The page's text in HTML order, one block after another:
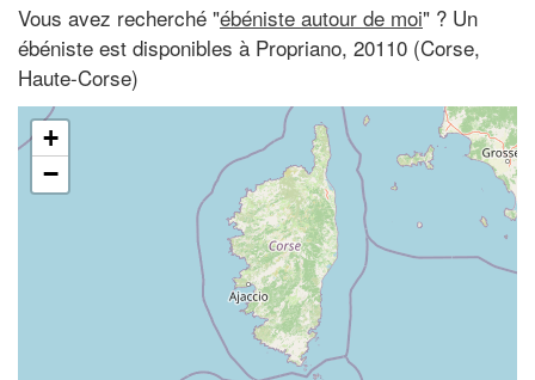
Vous avez recherché "ébéniste autour de moi" ? Un
ébéniste est disponibles à Propriano, 20110 (Corse,
Haute-Corse)
+
−